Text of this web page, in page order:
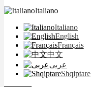
Italiano
Italiano
English
Français
中文
عربى
Shqiptare